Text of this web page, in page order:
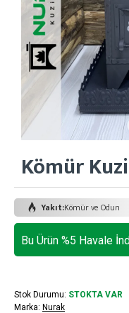
Kömür
Yakıt:Kömür ve Odun
Bu Ürün %5 Havale
Stok Durumu: STOKTA VAR
Marka: Nurak